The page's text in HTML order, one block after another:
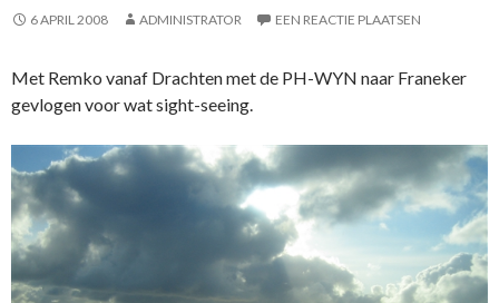
6 APRIL 2008 ADMINISTRATOR EEN REACTIE PLAATSEN
Met Remko vanaf Drachten met de PH-WYN naar Franeker
gevlogen voor wat sight-seeing.